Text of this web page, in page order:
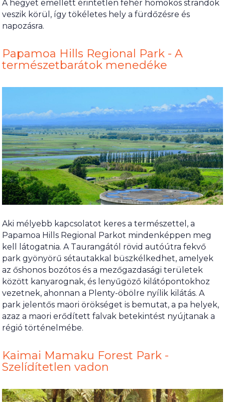
A hegyet emellett érintetlen fehér homokos strandok
veszik körül, így tökéletes hely a fürdőzésre és
napozásra.
Papamoa Hills Regional Park - A
természetbarátok menedéke
Aki mélyebb kapcsolatot keres a természettel, a
Papamoa Hills Regional Parkot mindenképpen meg
kell látogatnia. A Taurangától rövid autóútra fekvő
park gyönyörű sétautakkal büszkélkedhet, amelyek
az őshonos bozótos és a mezőgazdasági területek
között kanyarognak, és lenyűgöző kilátópontokhoz
vezetnek, ahonnan a Plenty-öbölre nyílik kilátás. A
park jelentős maori örökséget is bemutat, a pa helyek,
azaz a maori erődített falvak betekintést nyújtanak a
régió történelmébe.
Kaimai Mamaku Forest Park -
Szelídítetlen vadon